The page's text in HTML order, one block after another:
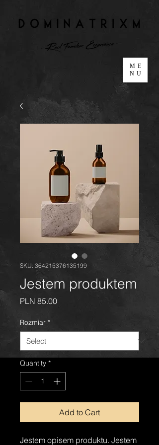
ME
NU
SKU: 364215376135199
Jestem produktem
PLN 85.00Price
Rozmiar *
Quantity *
Add to Cart
Jestem opisem produktu. Jestem